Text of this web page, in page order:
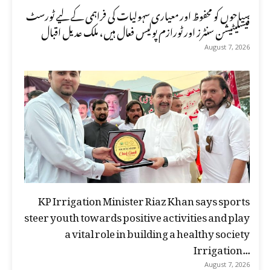
سیاحوں کو محفوظ اور معیاری سہولیات کی فراہمی کے لیے ٹورسٹ
فیسلیٹیشن سنٹرز اور ٹورازم پولیس فعال ہیں، ملک عدیل اقبال
August 7, 2026
KP Irrigation Minister Riaz Khan says sports
steer youth towards positive activities and play
a vital role in building a healthy society
Irrigation...
August 7, 2026